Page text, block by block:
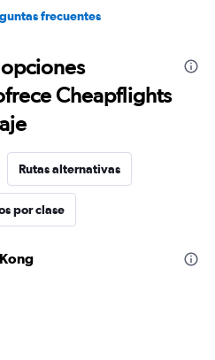
frecuentes
Cheapflights
Rutas alternativas
por clase